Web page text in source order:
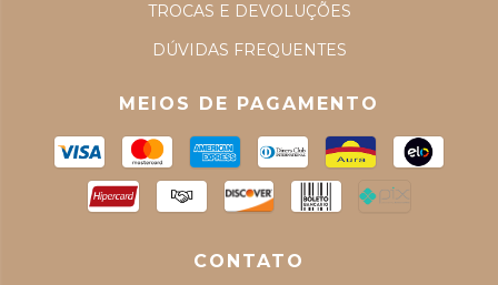
TROCAS E DEVOLUÇÕES
DÚVIDAS FREQUENTES
MEIOS DE PAGAMENTO
CONTATO